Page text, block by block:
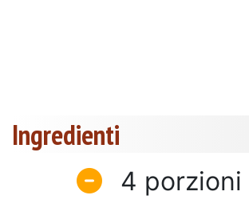
Ingredienti
4